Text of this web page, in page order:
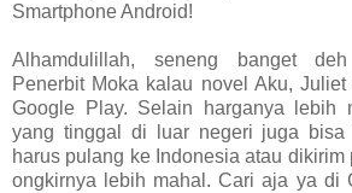
Smartphone Android!
Alhamdulillah, seneng banget
Penerbit Moka kalau novel Aku,
Google Play. Selain harganya lebih
yang tinggal di luar negeri juga bisa
harus pulang ke Indonesia atau dikirim
ongkirnya lebih mahal. Cari aja ya di